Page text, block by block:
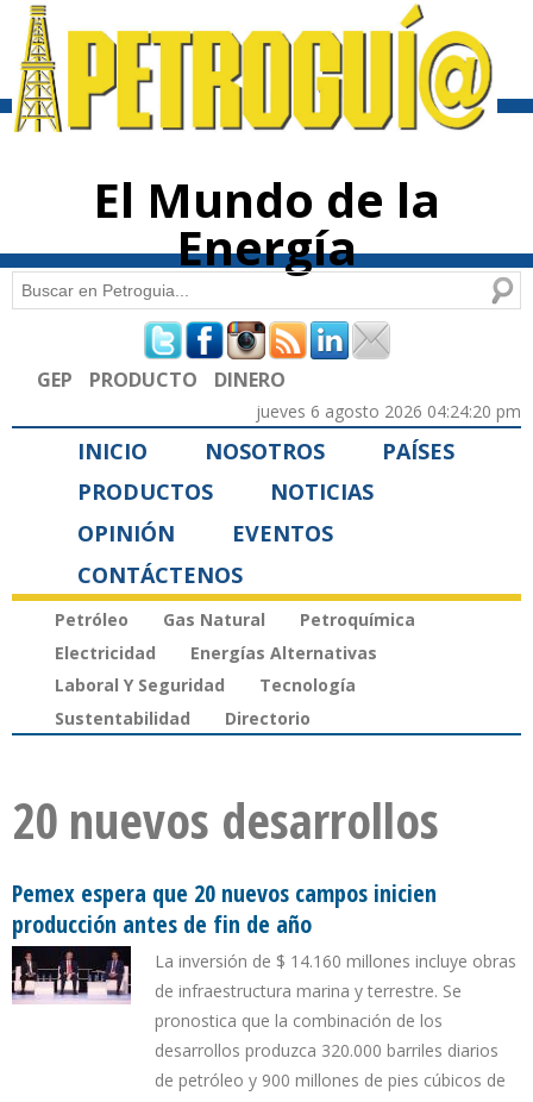
contenido
El Mundo de la
Energía
Formulario de búsqueda
Buscar
GEP PRODUCTO DINERO
jueves 6 agosto 2026 04:24:20 pm
INICIO NOSOTROS
PAÍSES
PRODUCTOS
NOTICIAS
OPINIÓN
EVENTOS
CONTÁCTENOS
Petróleo Gas Natural
Petroquímica
Electricidad
Energías Alternativas
Laboral Y Seguridad
Tecnología
Sustentabilidad
Directorio
20 nuevos desarrollos
Pemex espera que 20 nuevos campos inicien
producción antes de fin de año
La inversión de $ 14.160 millones incluye obras
de infraestructura marina y terrestre. Se
pronostica que la combinación de los
desarrollos produzca 320.000 barriles diarios
de petróleo y 900 millones de pies cúbicos de